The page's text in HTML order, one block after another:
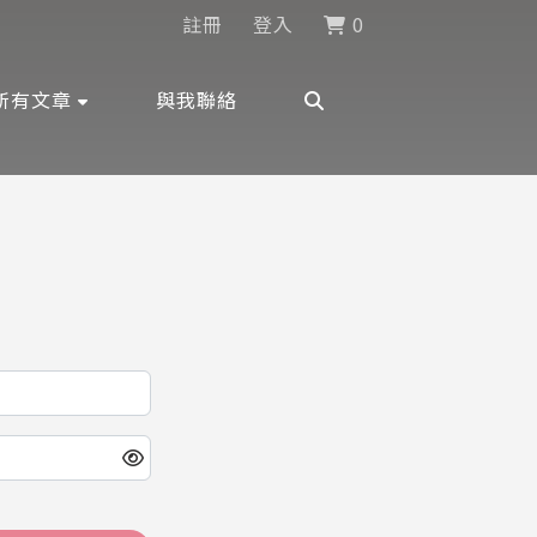
註冊 登入 0
有文章 與我聯絡